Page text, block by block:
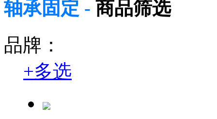
轴承固定 - 商品筛选
品牌：
+多选